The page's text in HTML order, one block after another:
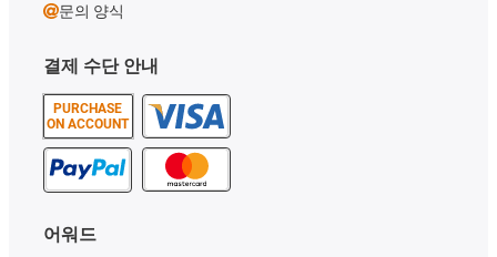
결제 수단 안내
PURCHASE
ON ACCOUNT
어워드
문의 양식